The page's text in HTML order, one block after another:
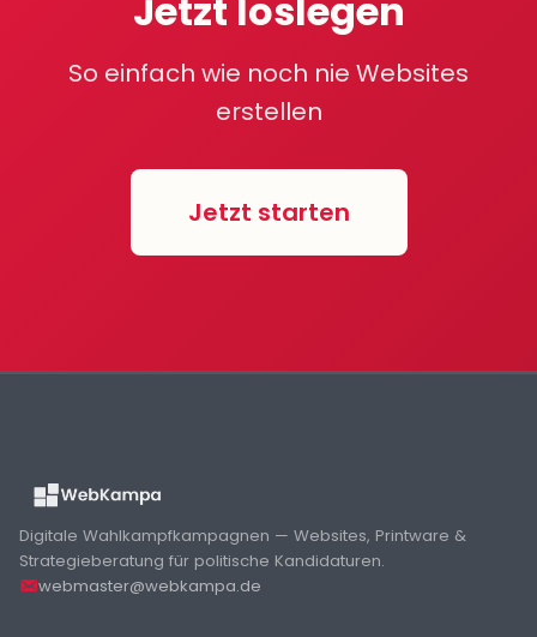
Jetzt loslegen
So einfach wie noch nie Websites
erstellen
Jetzt starten
Digitale Wahlkampfkampagnen — Websites, Printware &
Strategieberatung für politische Kandidaturen.
webmaster@webkampa.de